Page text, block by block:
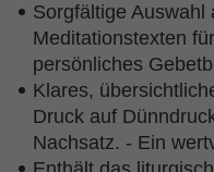
Sorgfältige Auswahl
Meditationstexten
persönliches
Klares,
Druck auf
Nachsatz. - Ein